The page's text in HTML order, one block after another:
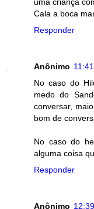
Cala a boca
Responder
Anônimo
No caso do
medo do
conversar,
bom de
No caso do
alguma coisa
Responder
Anônimo